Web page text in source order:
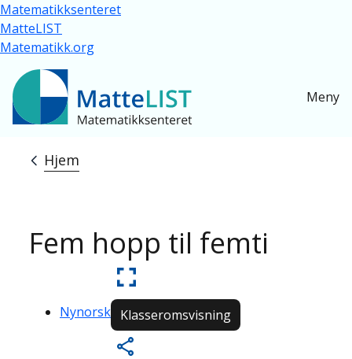
Hopp til hovedinnhold
Matematikksenteret
MatteLIST
Matematikk.org
Meny
Navigasjonssti
Hjem
Fem hopp til femti
Nynorsk Klasseromsvisning